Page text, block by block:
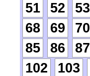
51
52 53
68
69 70
85
86 87
102
103